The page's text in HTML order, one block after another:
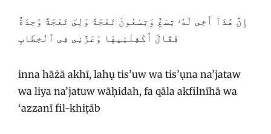
إِنَّ هَٰذَآ أَخِى لَهُۥ تِسْعٌ وَتِسْعُونَ نَعْجَةً وَلِىَ نَعْجَةٌ وَٰحِدَةٌ
فَقَالَ أَكْفِلْنِيهَا وَعَزَّنِى فِى ٱلْخِطَابِ
inna hāżā akhī, lahụ tis’uw wa tis’ụna na’jataw
wa liya na’jatuw wāḥidah, fa qāla akfilnīhā wa
‘azzanī fil-khiṭāb